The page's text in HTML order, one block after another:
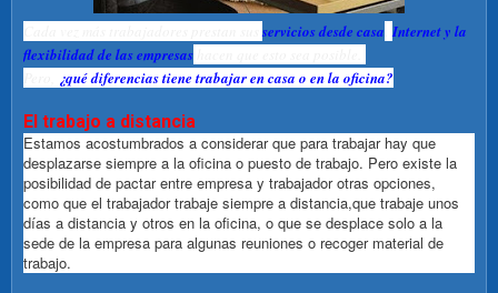
Cada vez más trabajadores prestan susservicios desde casa .Internet y la
flexibilidad de las empresas
¿qué diferencias tiene trabajar en casa o en la oficina?
El trabajo a distancia
Estamos acostumbrados a considerar que para trabajar hay que
desplazarse siempre a la oficina o puesto de trabajo. Pero existe la
posibilidad de pactar entre empresa y trabajador otras opciones,
como que el trabajador trabaje siempre a distancia,que trabaje unos
días a distancia y otros en la oficina, o que se desplace solo a la
sede de la empresa para algunas reuniones o recoger material de
trabajo.